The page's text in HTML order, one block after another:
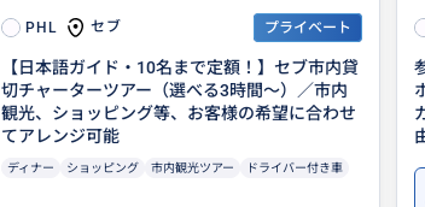
PHL セブ プライベート
【日本語ガイド・10名まで定額！】セブ市内貸
切チャーターツアー（選べる3時間～）／市内
観光、ショッピング等、お客様の希望に合わせ
てアレンジ可能
ディナー ショッピング 市内観光ツアー ドライバー付き車